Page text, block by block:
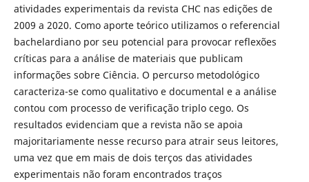
atividades experimentais da revista CHC nas edições de
2009 a 2020. Como aporte teórico utilizamos o referencial
bachelardiano por seu potencial para provocar reflexões
críticas para a análise de materiais que publicam
informações sobre Ciência. O percurso metodológico
caracteriza-se como qualitativo e documental e a análise
contou com processo de verificação triplo cego. Os
resultados evidenciam que a revista não se apoia
majoritariamente nesse recurso para atrair seus leitores,
uma vez que em mais de dois terços das atividades
experimentais não foram encontrados traços